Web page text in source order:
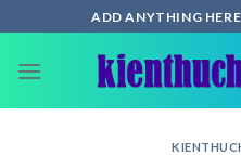
to
content
ADD ANYTHING